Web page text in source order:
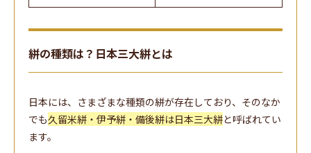
絣の種類は？日本三大絣とは
日本には、さまざまな種類の絣が存在しており、そのなか
でも久留米絣・伊予絣・備後絣は日本三大絣と呼ばれてい
ます。